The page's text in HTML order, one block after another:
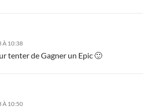
À 10:38
tenter de Gagner un Epic 🙂
À 10:50